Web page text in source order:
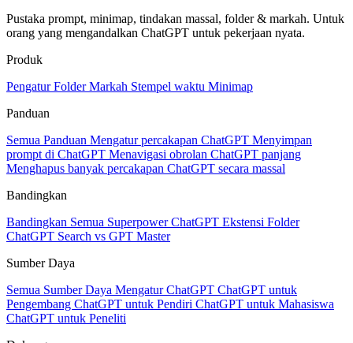
Pustaka prompt, minimap, tindakan massal, folder & markah. Untuk
orang yang mengandalkan ChatGPT untuk pekerjaan nyata.
Produk
PengaturFolderMarkah Stempel waktu Minimap
Panduan
Semua Panduan Mengatur percakapan ChatGPT Menyimpan
prompt di ChatGPT Menavigasi obrolan ChatGPT panjang
Menghapus banyak percakapan ChatGPT secara massal
Bandingkan
Bandingkan Semua Superpower ChatGPT Ekstensi Folder
ChatGPT Search vs GPT Master
Sumber Daya
Semua Sumber Daya Mengatur ChatGPT ChatGPT untuk
Pengembang ChatGPT untuk Pendiri ChatGPT untuk Mahasiswa
ChatGPT untuk Peneliti